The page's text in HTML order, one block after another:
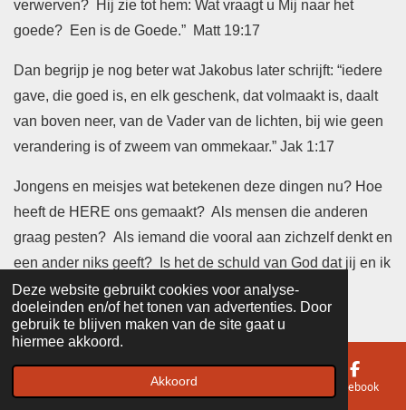
Deze website gebruikt cookies voor analyse-
doeleinden en/of het tonen van advertenties. Door
gebruik te blijven maken van de site gaat u
hiermee akkoord.
Akkoord
verwerven? Hij zie tot hem: Wat vraagt u Mij naar het
goede? Een is de Goede.” Matt 19:17
Dan begrijp je nog beter wat Jakobus later schrijft: “iedere
gave, die goed is, en elk geschenk, dat volmaakt is, daalt
van boven neer, van de Vader van de lichten, bij wie geen
verandering is of zweem van ommekaar.” Jak 1:17
Jongens en meisjes wat betekenen deze dingen nu? Hoe
heeft de HERE ons gemaakt? Als mensen die anderen
graag pesten? Als iemand die vooral aan zichzelf denkt en
een ander niks geeft? Is het de schuld van God dat jij en ik
ook steeds weer verkeerde dingen doen, denken en
voelen?
Hij is het ook die alles gemaakt heeft. Hij wilde en kon
Telefoonnummer Facebook